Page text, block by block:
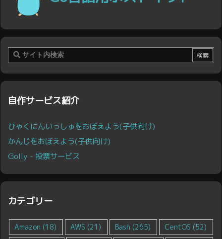
自作サービス紹介
ひゃくにんいっしゅをおぼえよう(子供向け)
かんじをおぼえよう(子供向け)
Golly - 投票サービス
カテゴリー
Amazon (18) AWS (21) Bash (265) CentOS (52)